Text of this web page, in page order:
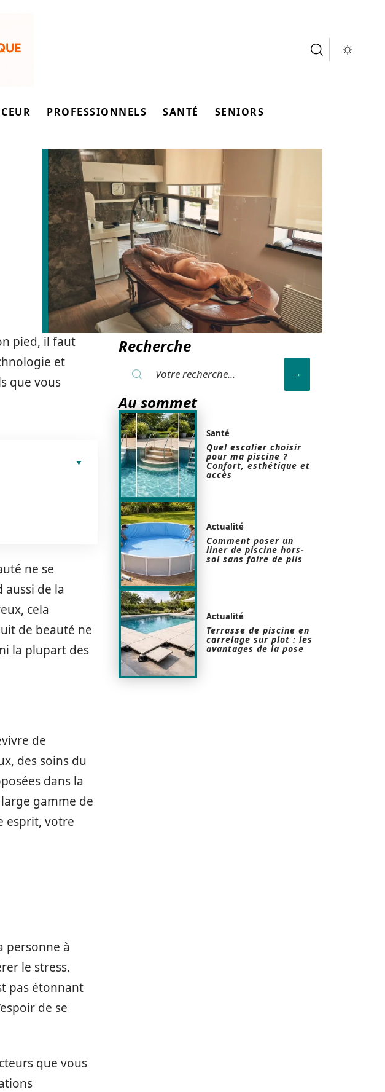
PROFESSIONNELS SANTÉ SENIORS
pied, il faut
et
que vous
ne se
aussi de la
cela
de beauté ne
la plupart des
de
des soins du
dans la
gamme de
esprit, votre
personne à
le stress.
pas étonnant
de se
que vous
Recherche
Au sommet
Santé
Quel escalier choisir
pour ma piscine ?
Confort, esthétique et
accès
Actualité
Comment poser un
liner de piscine hors-
sol sans faire de plis
Actualité
Terrasse de piscine en
carrelage sur plot : les
avantages de la pose